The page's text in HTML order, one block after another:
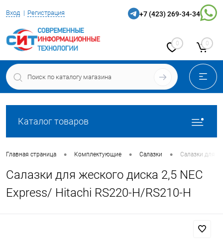
Вход Регистрация +7 (423) 269-34-34
0 0
Каталог товаров
Главная страница • Комплектующие • Салазки • Салазки для
Салазки для жеского диска 2,5 NEC
Express/ Hitachi RS220-H/RS210-H